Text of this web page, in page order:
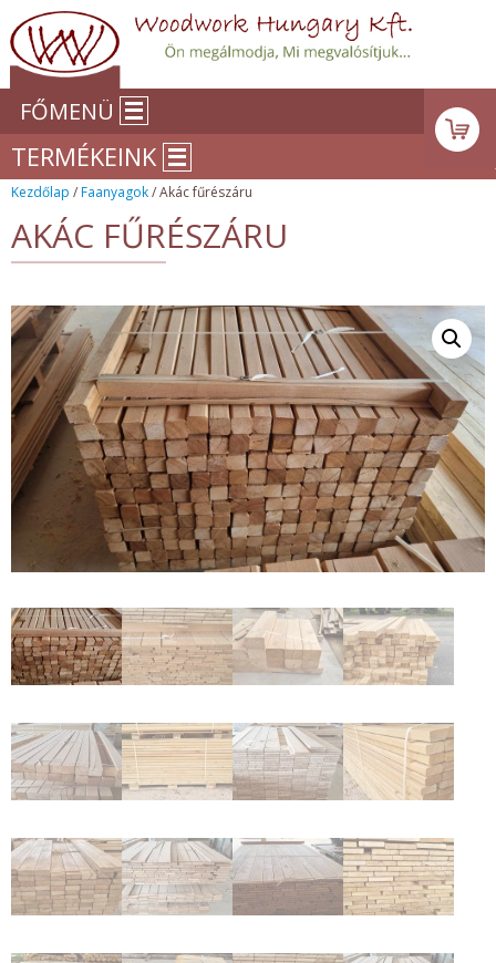
FŐMENÜ
Kezdőlap /Faanyagok/ Akác fűrészáru
AKÁC FŰRÉSZÁRU
TERMÉKEINK